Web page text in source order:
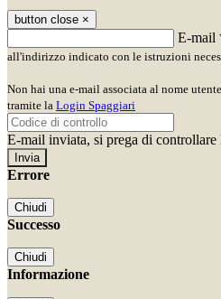
button close ×
E-mail
all'indirizzo indicato con le istruzioni
Non hai una e-mail associata al nome
tramite la Login Spaggiari
E-mail inviata, si prega di controllare
Errore
Chiudi
Successo
Chiudi
Informazione